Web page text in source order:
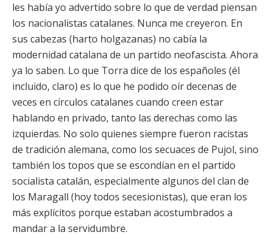
les había yo advertido sobre lo que de verdad piensan
los nacionalistas catalanes. Nunca me creyeron. En
sus cabezas (harto holgazanas) no cabía la
modernidad catalana de un partido neofascista. Ahora
ya lo saben. Lo que Torra dice de los españoles (él
incluido, claro) es lo que he podido oír decenas de
veces en círculos catalanes cuando creen estar
hablando en privado, tanto las derechas como las
izquierdas. No solo quienes siempre fueron racistas
de tradición alemana, como los secuaces de Pujol, sino
también los topos que se escondían en el partido
socialista catalán, especialmente algunos del clan de
los Maragall (hoy todos secesionistas), que eran los
más explícitos porque estaban acostumbrados a
mandar a la servidumbre.